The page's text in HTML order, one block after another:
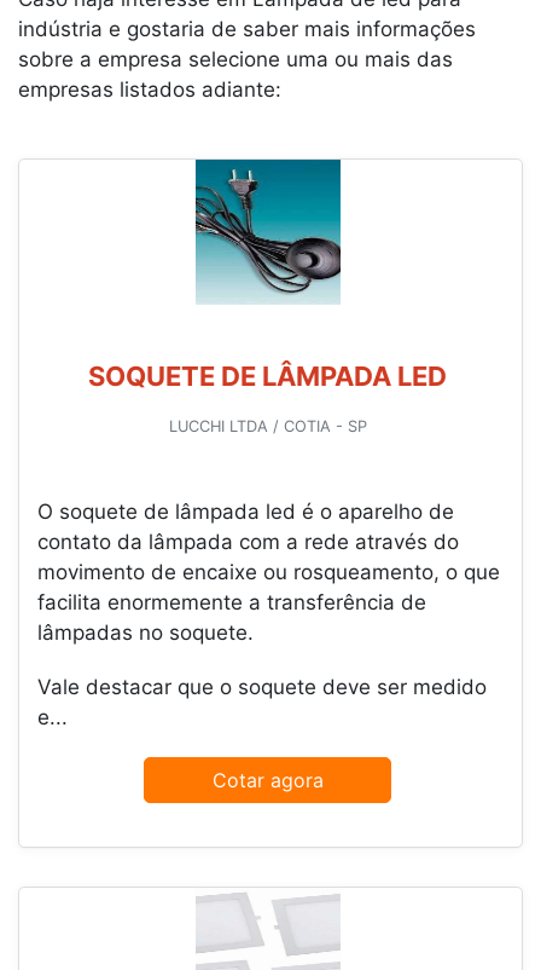
indústria e gostaria de saber mais informações
sobre a empresa selecione uma ou mais das
empresas listados adiante:
SOQUETE DE LÂMPADA LED
LUCCHI LTDA / COTIA - SP
O soquete de lâmpada led é o aparelho de
contato da lâmpada com a rede através do
movimento de encaixe ou rosqueamento, o que
facilita enormemente a transferência de
lâmpadas no soquete.
Vale destacar que o soquete deve ser medido
e...
Cotar agora